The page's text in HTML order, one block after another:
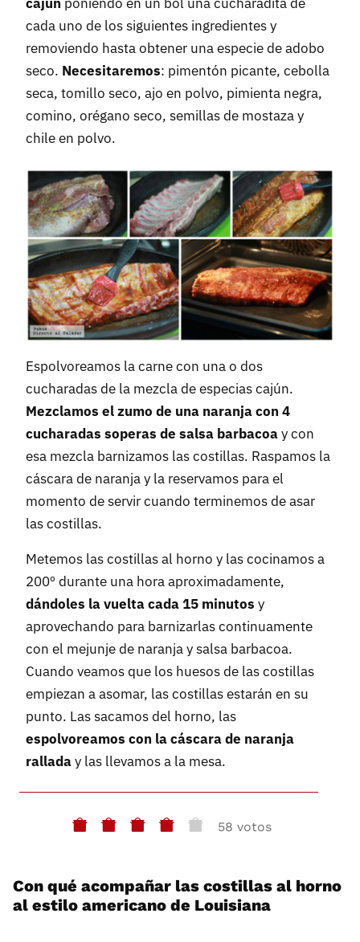
cada uno de los siguientes ingredientes y
removiendo hasta obtener una especie de adobo
seco. Necesitaremos: pimentón picante, cebolla
seca, tomillo seco, ajo en polvo, pimienta negra,
comino, orégano seco, semillas de mostaza y
chile en polvo.
Espolvoreamos la carne con una o dos
cucharadas de la mezcla de especias cajún.
Mezclamos el zumo de una naranja con 4
cucharadas soperas de salsa barbacoay con
esa mezcla barnizamos las costillas. Raspamos la
cáscara de naranja y la reservamos para el
momento de servir cuando terminemos de asar
las costillas.
Metemos las costillas al horno y las cocinamos a
200º durante una hora aproximadamente,
dándoles la vuelta cada 15 minutos y
aprovechando para barnizarlas continuamente
con el mejunje de naranja y salsa barbacoa.
Cuando veamos que los huesos de las costillas
empiezan a asomar, las costillas estarán en su
punto. Las sacamos del horno, las
espolvoreamos con la cáscara de naranja
ralladay las llevamos a la mesa.
58 votos
Con qué acompañar las costillas al horno
al estilo americano de Louisiana